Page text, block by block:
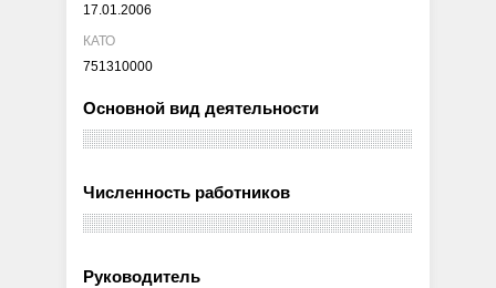
17.01.2006
КАТО
751310000
Основной вид деятельности
Численность работников
Руководитель